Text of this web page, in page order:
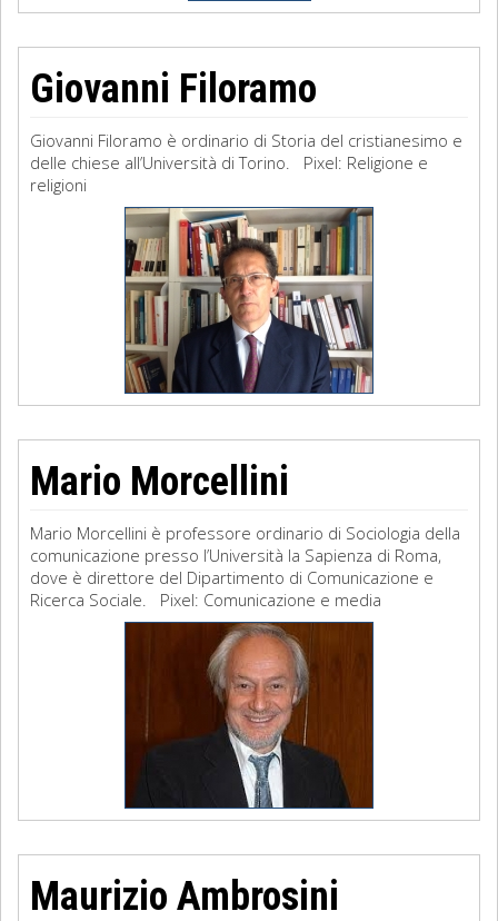
Giovanni Filoramo
Giovanni Filoramo è ordinario di Storia del cristianesimo e
delle chiese all’Università di Torino. Pixel: Religione e
religioni
Mario Morcellini
Mario Morcellini è professore ordinario di Sociologia della
comunicazione presso l’Università la Sapienza di Roma,
dove è direttore del Dipartimento di Comunicazione e
Ricerca Sociale. Pixel: Comunicazione e media
Maurizio Ambrosini